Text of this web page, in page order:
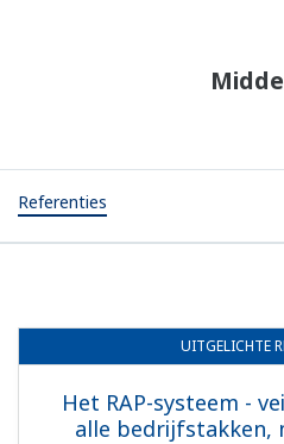
Referenties
UITGELICHTE
Het RAP-systeem -
alle bedrijfstakken,